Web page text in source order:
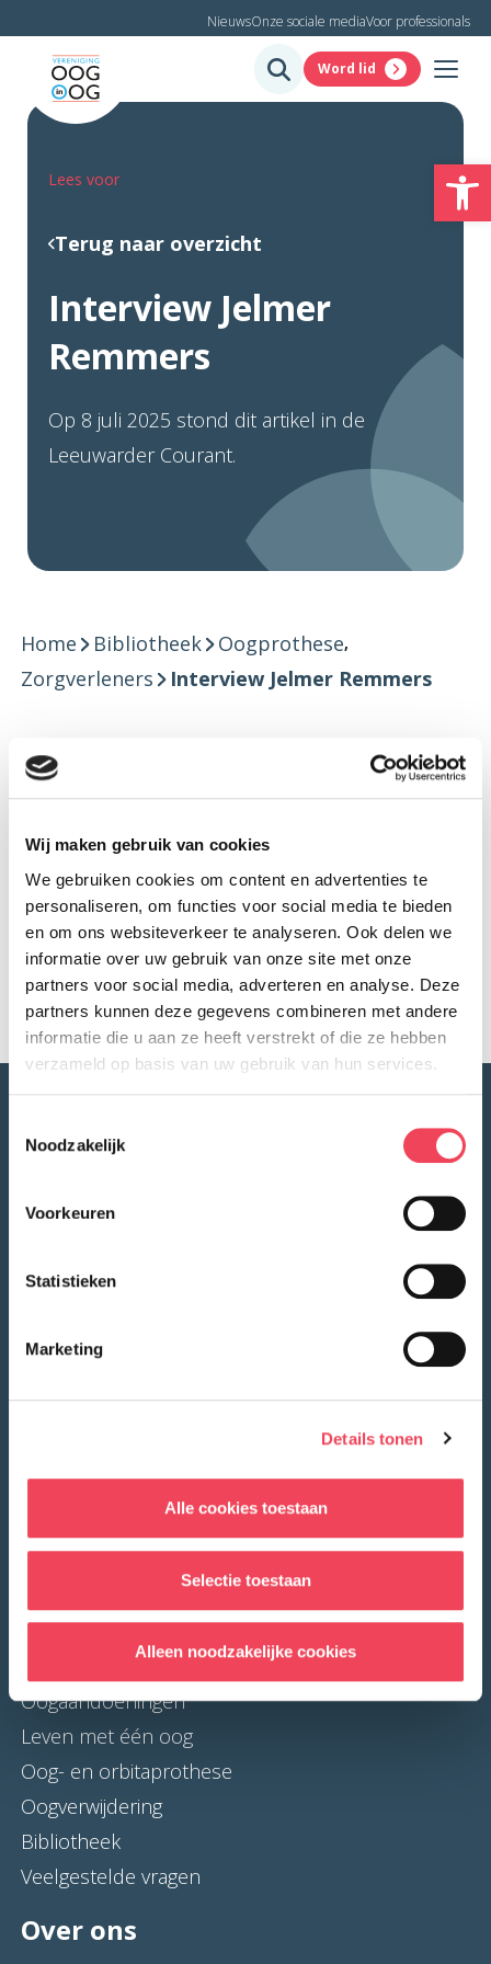
Wij maken gebruik van cookies
We gebruiken cookies om content en advertenties te
personaliseren, om functies voor social media te bieden
en om ons websiteverkeer te analyseren. Ook delen we
informatie over uw gebruik van onze site met onze
partners voor social media, adverteren en analyse. Deze
partners kunnen deze gegevens combineren met andere
informatie die u aan ze heeft verstrekt of die ze hebben
verzameld op basis van uw gebruik van hun services.
Noodzakelijk
Voorkeuren
Statistieken
Marketing
Details tonen
Alle cookies toestaan
Selectie toestaan
Alleen noodzakelijke cookies
NieuwsOnze sociale mediaVoor professionals
Word lid
Lees voor
Terug naar overzicht
Interview Jelmer
Remmers
Op 8 juli 2025 stond dit artikel in de
Leeuwarder Courant.
Home Bibliotheek Oogprothese,
Zorgverleners Interview Jelmer Remmers
25 juli 2025
Ogen I Downloaden
Terug naar overzicht
Delen op:
Facebook
LinkedIn
Contact
Hertogstraat 20
Oogaandoeningen
Leven met één oog
Oog- en orbitaprothese
Oogverwijdering
Bibliotheek
Veelgestelde vragen
Over ons